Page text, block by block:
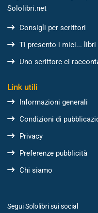
Sololibri.net
Consigli per scrittori
Ti presento i miei... libri
Uno scrittore ci
Link utili
Informazioni generali
Condizioni di
Privacy
Preferenze pubblicità
Chi siamo
Segui Sololibri sui social